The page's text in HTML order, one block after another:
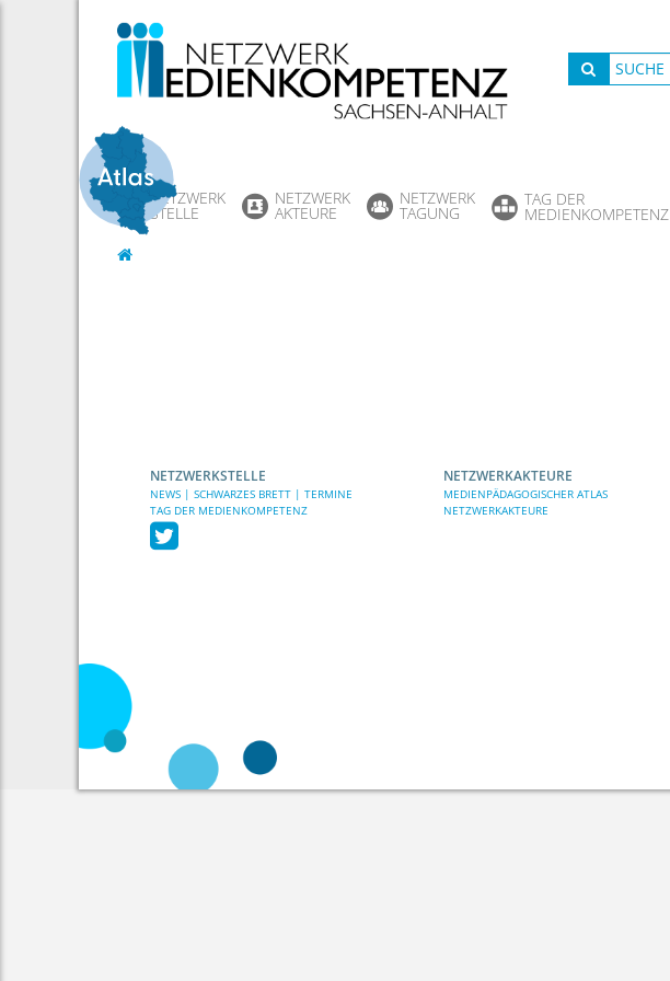
content
NETZWERK
STELLE
NETZWERK
AKTEURE
NETZWERK
TAGUNG
TAG DER
MEDIENKOMPETENZ
NETZWERKSTELLE
NEWS | SCHWARZES BRETT | TERMINE
TAG DER MEDIENKOMPETENZ
NETZWERKAKTEURE
MEDIENPÄDAGOGISCHER ATLAS
NETZWERKAKTEURE